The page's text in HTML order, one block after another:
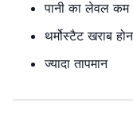
पानी का लेवल कम
थर्मोस्टैट खराब
ज्यादा तापमान